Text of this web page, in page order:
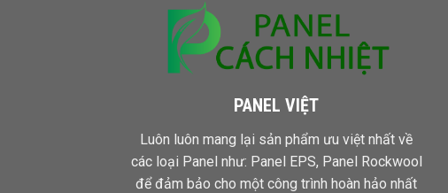
PANEL VIỆT
Luôn luôn mang lại sản phẩm ưu việt nhất về
các loại Panel như: Panel EPS, Panel Rockwool
để đảm bảo cho một công trình hoàn hảo nhất